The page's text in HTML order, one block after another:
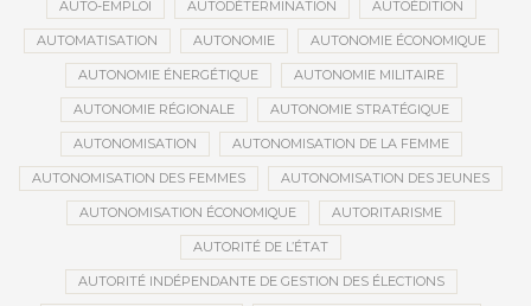
AUTO-EMPLOI AUTODÉTERMINATION AUTOÉDITION
AUTOMATISATION AUTONOMIE AUTONOMIE ÉCONOMIQUE
AUTONOMIE ÉNERGÉTIQUE AUTONOMIE MILITAIRE
AUTONOMIE RÉGIONALE AUTONOMIE STRATÉGIQUE
AUTONOMISATION AUTONOMISATION DE LA FEMME
AUTONOMISATION DES FEMMES AUTONOMISATION DES JEUNES
AUTONOMISATION ÉCONOMIQUE AUTORITARISME
AUTORITÉ DE L’ÉTAT
AUTORITÉ INDÉPENDANTE DE GESTION DES ÉLECTIONS